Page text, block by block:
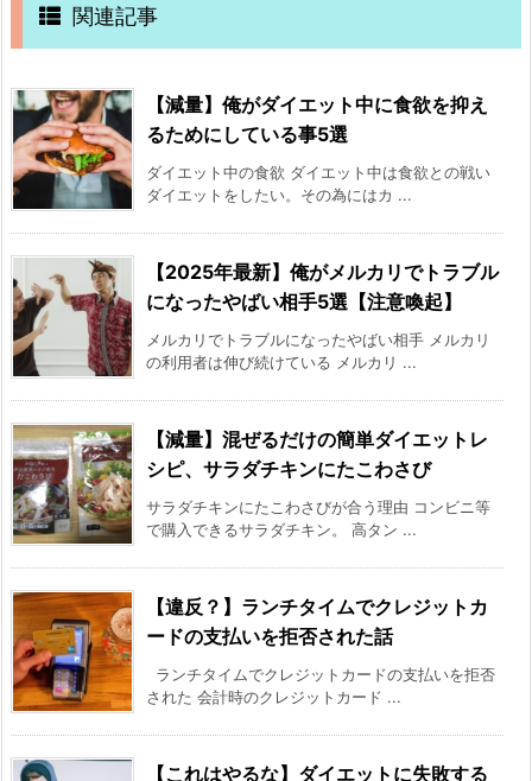
関連記事
【減量】俺がダイエット中に食欲を抑え
るためにしている事5選
ダイエット中の食欲 ダイエット中は食欲との戦い
ダイエットをしたい。その為にはカ ...
【2025年最新】俺がメルカリでトラブル
になったやばい相手5選【注意喚起】
メルカリでトラブルになったやばい相手 メルカリ
の利用者は伸び続けている メルカリ ...
【減量】混ぜるだけの簡単ダイエットレ
シピ、サラダチキンにたこわさび
サラダチキンにたこわさびが合う理由 コンビニ等
で購入できるサラダチキン。 高タン ...
【違反？】ランチタイムでクレジットカ
ードの支払いを拒否された話
ランチタイムでクレジットカードの支払いを拒否
された 会計時のクレジットカード ...
【これはやるな】ダイエットに失敗する